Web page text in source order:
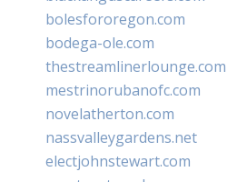
bolesfororegon.com
bodega-ole.com
thestreamlinerlounge.com
mestrinorubanofc.com
novelatherton.com
nassvalleygardens.net
electjohnstewart.com